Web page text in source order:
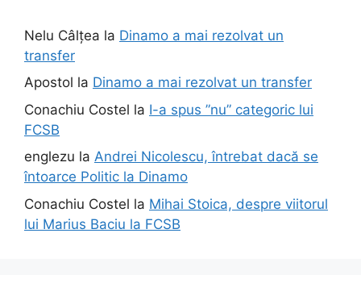
Nelu Câlțea la Dinamo a mai rezolvat un
transfer
Apostol la Dinamo a mai rezolvat un transfer
Conachiu Costel la I-a spus ”nu” categoric lui
FCSB
englezu la Andrei Nicolescu, întrebat dacă se
întoarce Politic la Dinamo
Conachiu Costel la Mihai Stoica, despre viitorul
lui Marius Baciu la FCSB